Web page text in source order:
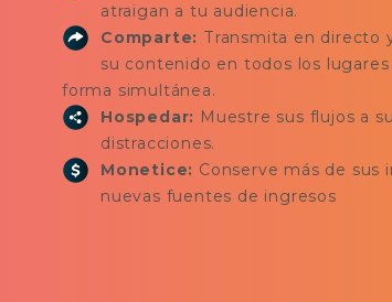
atraigan a tu audiencia.
Comparte: Transmita en directo
su contenido en todos los
forma simultánea.
Hospedar: Muestre sus flujos a
distracciones.
Monetice: Conserve más de sus
nuevas fuentes de ingresos